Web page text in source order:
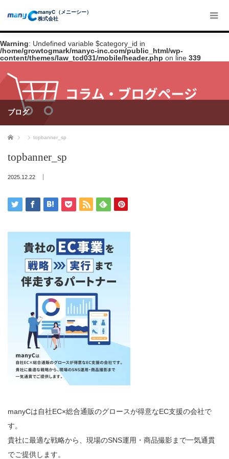
manyC（メニーシー）
株式会社
Warning: Undefined variable $category_id in
/home/growtogmark/manyc-inc.com/public_html/wp-
content/themes/law_tcd031/mobile/header.php on line 339
ブログ
ホーム topbanner_sp
topbanner_sp
2025.12.22
manyCは自社EC×総合通販のグロースが得意なEC支援の会社で
す。
貴社に最適な戦略から、現場のSNS運用・商品撮影まで一気通貫
でご提供します。